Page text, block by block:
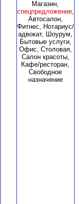
Магазин,
спецпредложение,
Автосалон,
Фитнес, Нотариус/
адвокат, Шоурум,
Бытовые услуги,
Офис, Столовая,
Салон красоты,
Кафе/ресторан,
Свободное
назначение